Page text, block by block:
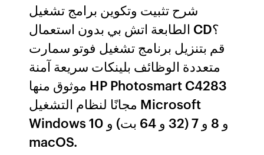
شرح تثبيت وتكوين برامج تشغيل
الطابعة اتش بي بدون استعمال CD؟
قم بتنزيل برنامج تشغيل فوتو سمارت
متعددة الوظائف بلينكات سريعة آمنة
موثوق منها HP Photosmart C4283
مجانًا لنظام التشغيل Microsoft
Windows 10 و 8 و 7 (32 و 64 بت) و
macOS.